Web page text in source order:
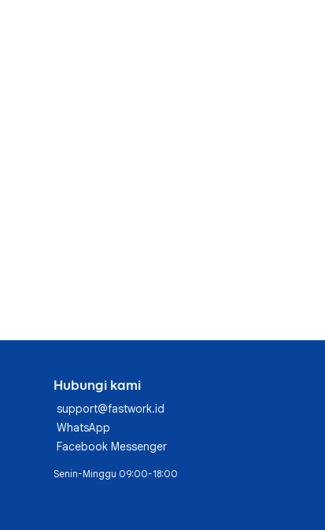
Hubungi kami
support@fastwork.id
WhatsApp
Facebook Messenger
Senin-Minggu 09:00-18:00